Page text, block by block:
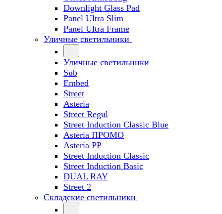
Downlight Glass Pad
Panel Ultra Slim
Panel Ultra Frame
Уличные светильники
Уличные светильники
Sub
Embed
Street
Asteria
Street Regul
Street Induction Classic Blue
Asteria ПРОМО
Asteria PP
Street Induction Classic
Street Induction Basic
DUAL RAY
Street 2
Складские светильники